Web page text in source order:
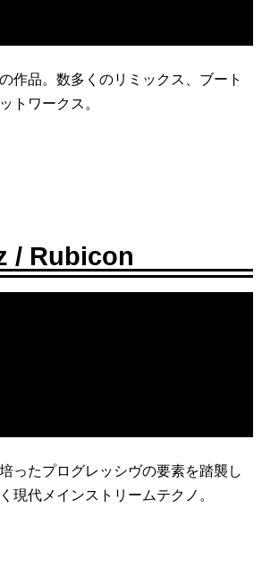
作品。数多くのリミックス、ブート
トワークス。
/ Rubicon
ったプログレッシヴの要素を踏襲し
現代メインストリームテクノ。